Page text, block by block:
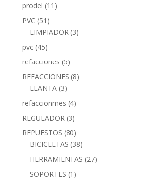
prodel (11)
PVC (51)
LIMPIADOR (3)
pvc (45)
refacciones (5)
REFACCIONES (8)
LLANTA (3)
refaccionmes (4)
REGULADOR (3)
REPUESTOS (80)
BICICLETAS (38)
HERRAMIENTAS (27)
SOPORTES (1)